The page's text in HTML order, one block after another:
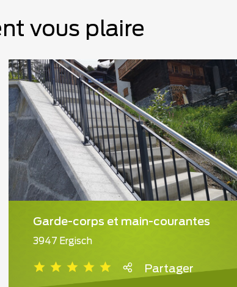
vous plaire
Garde-corps et main-courantes
3947 Ergisch
Partager